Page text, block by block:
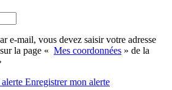
e-mail, vous devez saisir votre adresse
la page « Mes coordonnées » de la
Enregistrermon alerte